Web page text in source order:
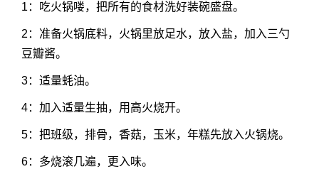
1：吃火锅喽，把所有的食材洗好装碗盛盘。
2：准备火锅底料，火锅里放足水，放入盐，加入三勺
豆瓣酱。
3：适量蚝油。
4：加入适量生抽，用高火烧开。
5：把班级，排骨，香菇，玉米，年糕先放入火锅烧。
6：多烧滚几遍，更入味。